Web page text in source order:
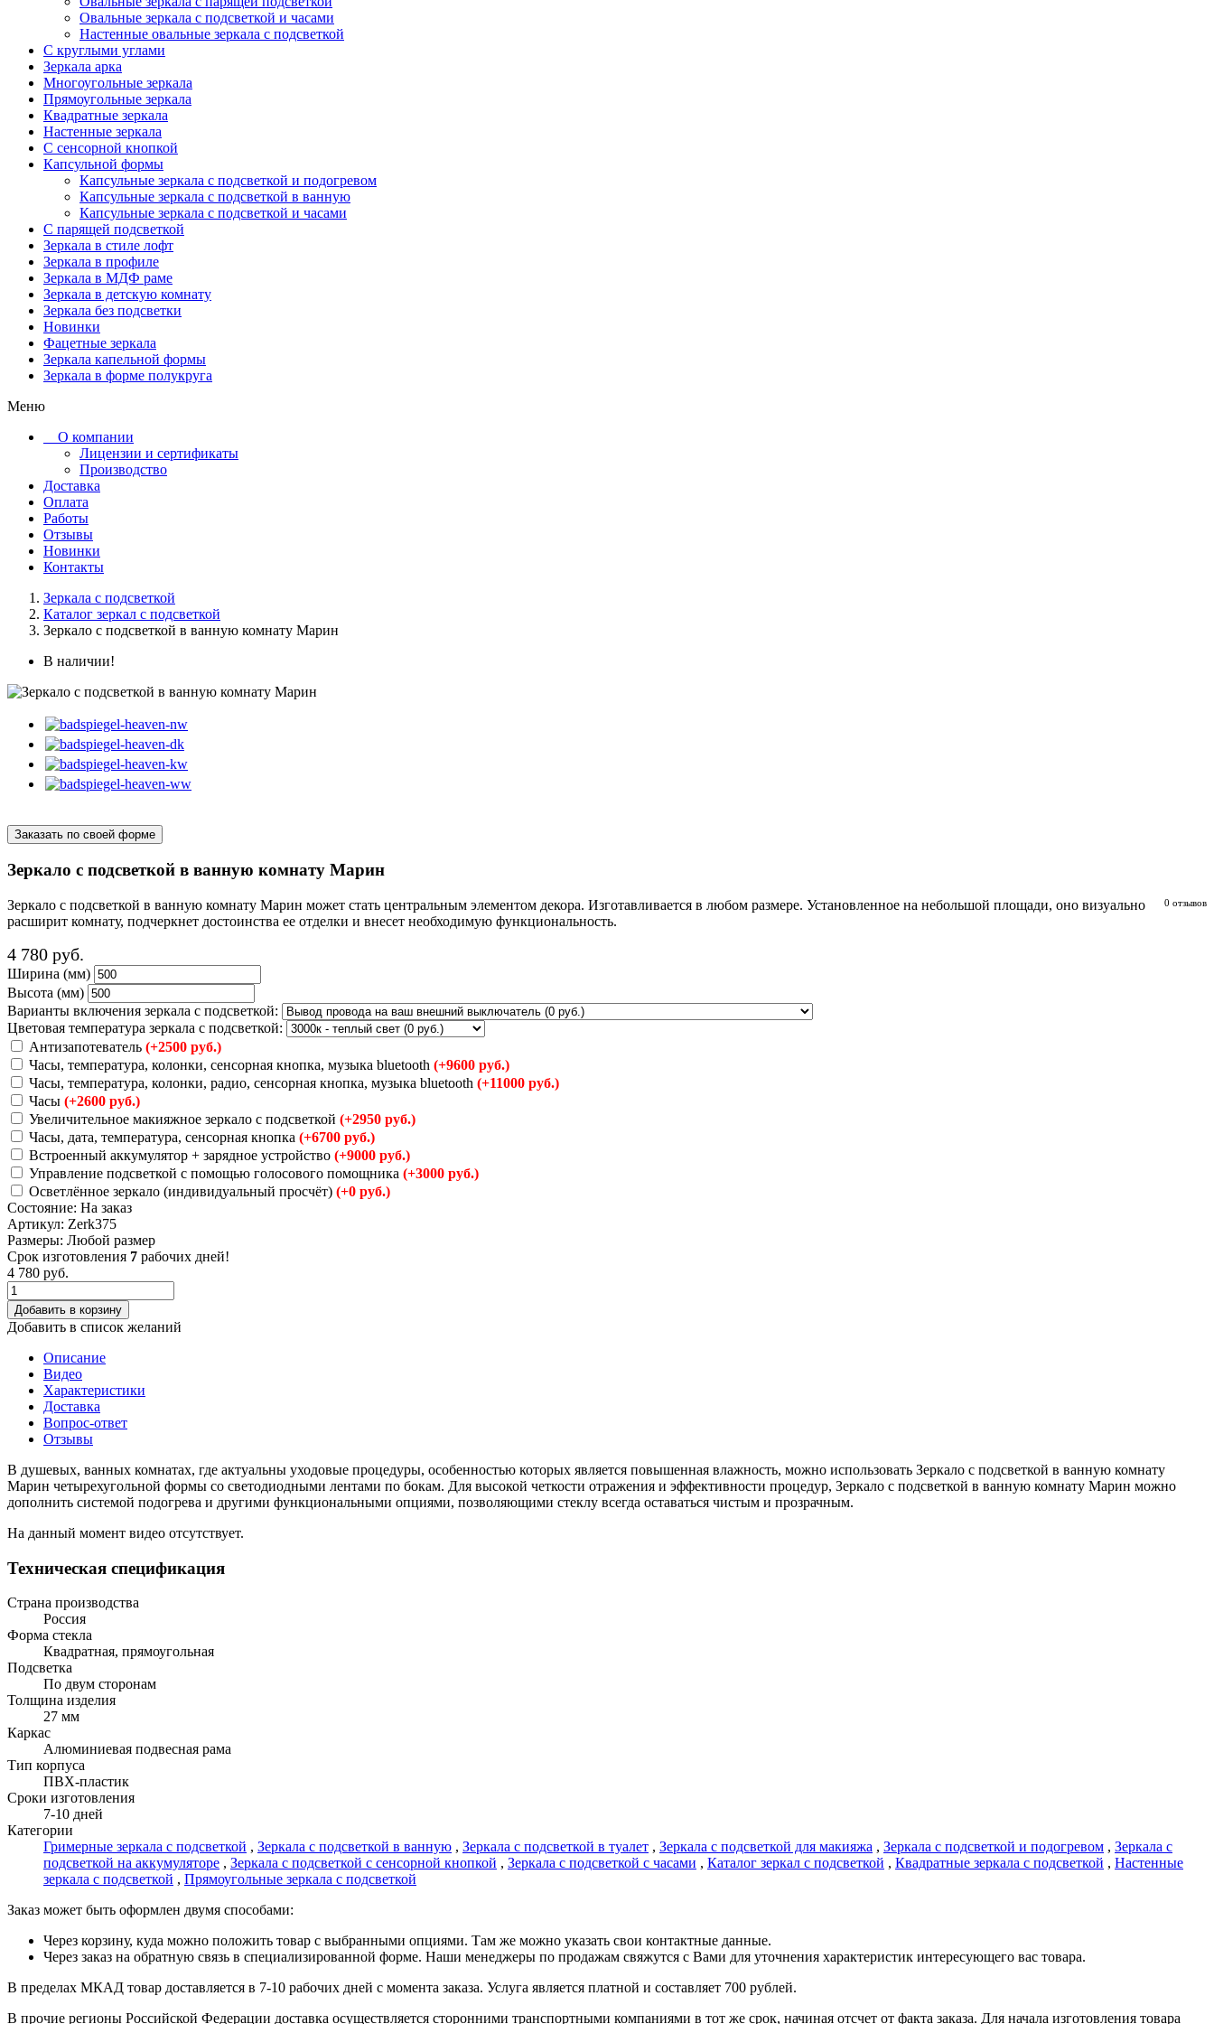
Овальные зеркала с подсветкой и часами
Настенные овальные зеркала с подсветкой
С круглыми углами
Зеркала арка
Многоугольные зеркала
Прямоугольные зеркала
Квадратные зеркала
Настенные зеркала
С сенсорной кнопкой
Капсульной формы
Капсульные зеркала с подсветкой и подогревом
Капсульные зеркала с подсветкой в ванную
Капсульные зеркала с подсветкой и часами
С парящей подсветкой
Зеркала в стиле лофт
Зеркала в профиле
Зеркала в МДФ раме
Зеркала в детскую комнату
Зеркала без подсветки
Новинки
Фацетные зеркала
Зеркала капельной формы
Зеркала в форме полукруга
Меню
О компании
Лицензии и сертификаты
Производство
Доставка
Оплата
Работы
Отзывы
Новинки
Контакты
Зеркала с подсветкой
Каталог зеркал с подсветкой
Зеркало с подсветкой в ванную комнату Марин
В наличии!
Заказать по своей форме
Зеркало с подсветкой в ванную комнату Марин
0 отзывов
Зеркало с подсветкой в ванную комнату Марин может стать центральным элементом декора. Изготавливается в любом размере. Установленное на небольшой площади, оно визуально
расширит комнату, подчеркнет достоинства ее отделки и внесет необходимую функциональность.
4 780 руб.
Ширина (мм)
Высота (мм)
Варианты включения зеркала с подсветкой:
Цветовая температура зеркала с подсветкой:
Антизапотеватель (+2500 руб.)
Часы, температура, колонки, сенсорная кнопка, музыка bluetooth (+9600 руб.)
Часы, температура, колонки, радио, сенсорная кнопка, музыка bluetooth (+11000 руб.)
Часы (+2600 руб.)
Увеличительное макияжное зеркало с подсветкой (+2950 руб.)
Часы, дата, температура, сенсорная кнопка (+6700 руб.)
Встроенный аккумулятор + зарядное устройство (+9000 руб.)
Управление подсветкой с помощью голосового помощника (+3000 руб.)
Осветлённое зеркало (индивидуальный просчёт) (+0 руб.)
Состояние: На заказ
Артикул: Zerk375
Размеры: Любой размер
Срок изготовления 7 рабочих дней!
4 780 руб.
Добавить в корзину
Добавить в список желаний
Описание
Видео
Характеристики
Доставка
Вопрос-ответ
Отзывы
В душевых, ванных комнатах, где актуальны уходовые процедуры, особенностью которых является повышенная влажность, можно использовать Зеркало с подсветкой в ванную комнату
Марин четырехугольной формы со светодиодными лентами по бокам. Для высокой четкости отражения и эффективности процедур, Зеркало с подсветкой в ванную комнату Марин можно
дополнить системой подогрева и другими функциональными опциями, позволяющими стеклу всегда оставаться чистым и прозрачным.
На данный момент видео отсутствует.
Техническая спецификация
Страна производства
Россия
Форма стекла
Квадратная, прямоугольная
Подсветка
По двум сторонам
Толщина изделия
27 мм
Каркас
Алюминиевая подвесная рама
Тип корпуса
ПВХ-пластик
Сроки изготовления
7-10 дней
Категории
Гримерные зеркала с подсветкой , Зеркала с подсветкой в ванную , Зеркала с подсветкой в туалет , Зеркала с подсветкой для макияжа , Зеркала с подсветкой и подогревом , Зеркала с
подсветкой на аккумуляторе , Зеркала с подсветкой с сенсорной кнопкой , Зеркала с подсветкой с часами , Каталог зеркал с подсветкой , Квадратные зеркала с подсветкой , Настенные
зеркала с подсветкой , Прямоугольные зеркала с подсветкой
Заказ может быть оформлен двумя способами:
Через корзину, куда можно положить товар с выбранными опциями. Там же можно указать свои контактные данные.
Через заказ на обратную связь в специализированной форме. Наши менеджеры по продажам свяжутся с Вами для уточнения характеристик интересующего вас товара.
В пределах МКАД товар доставляется в 7-10 рабочих дней с момента заказа. Услуга является платной и составляет 700 рублей.
В прочие регионы Российской Федерации доставка осуществляется сторонними транспортными компаниями в тот же срок, начиная отсчет от факта заказа. Для начала изготовления товара